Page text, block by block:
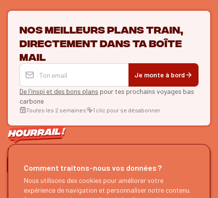
Nos meilleurs plans train,
directement dans ta boîte
mail
Je monte à bord
De l'inspi et des bons plans pour tes prochains voyages bas
carbone
Toutes les 2 semaines 1 clic pour se désabonner
ON SE SUIT ?
HOURRAIL !
À propos
EXPLORER
Recherche d'itinéraires
Comment traitons-nous vos données ?
Nous utilisons des cookies pour améliorer votre
expérience de navigation et personnaliser notre contenu.